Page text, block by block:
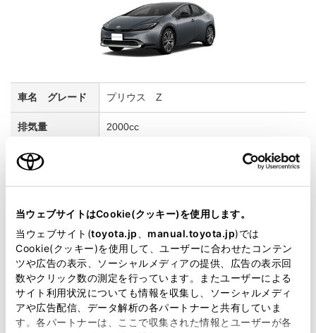
当ウェブサイトはCookie(クッキー)を使用します。
当ウェブサイト(toyota.jp manual.toyota.jp)では
Cookie(クッキー)を使用して、ユーザーに合わせたコンテン
ツや広告の表示、ソーシャルメディアの提供、広告の表示回
数やクリック数の測定を行っています。またユーザーによる
サイト利用状況についても情報を収集し、ソーシャルメディ
アや広告配信、データ解析の各パートナーと共有していま
す。各パートナーは、ここで収集された情報とユーザーが各
プリウス Z
2000cc
マスタード
6